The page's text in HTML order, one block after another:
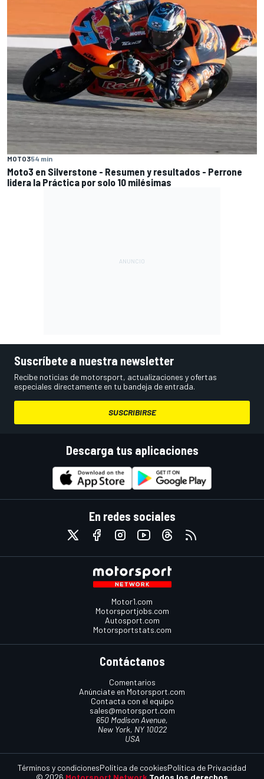
MOTO354 min
Moto3 en Silverstone - Resumen y resultados - Perrone
lidera la Práctica por solo 10 milésimas
Suscríbete a nuestra newsletter
Recibe noticias de motorsport, actualizaciones y ofertas
especiales directamente en tu bandeja de entrada.
SUSCRIBIRSE
Descarga tus aplicaciones
En redes sociales
Motor1.com
Motorsportjobs.com
Autosport.com
Motorsportstats.com
Contáctanos
Comentarios
Anúnciate en Motorsport.com
Contacta con el equipo
sales@motorsport.com
650 Madison Avenue,
New York, NY 10022
USA
© 2026 Motorsport Network Todos los derechos
Términos y condicionesPolítica de cookiesPolítica de Privacidad